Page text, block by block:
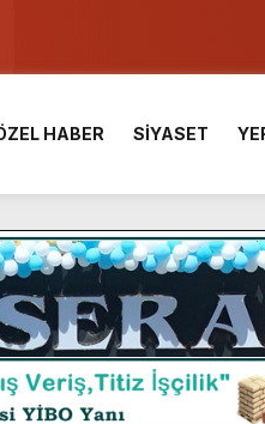
ilerliyor.
Aileleriyle Bir Araya Geldi.
hayırlı olsun
HABER SİYASET